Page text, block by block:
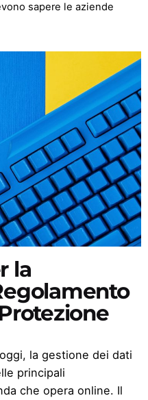
sapere le aziende
la
la gestione dei dati
principali
che opera online. Il